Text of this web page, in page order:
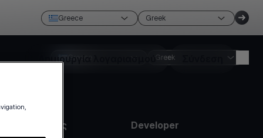
Greece Greek
Δημιουργία λογαριασμού
Greece Greek
Πληροφορίες
Developer